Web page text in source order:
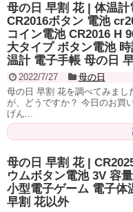
母の日 早割 花 | 体温計
CR2016ボタン 電池
コイン電池 CR2016 H
大タイプ ボタン電池
温計 電子手帳 母の日
2022/7/27
母の日
母の日 早割 花を調べてみまし
が、どうですか？ 今日のお買
げん...
母の日 早割 花 |
ウムボタン電池 3V 容
小型電子ゲーム 電子体
早割 花以外